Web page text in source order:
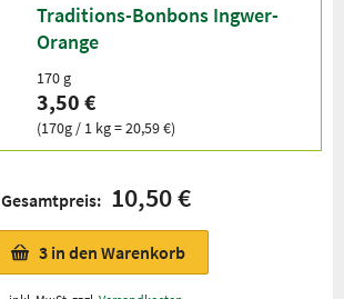
Traditions-Bonbons Ingwer-
Orange
170 g
3,50 €
(170g / 1 kg = 20,59 €)
Gesamtpreis: 10,50 €
3 in den Warenkorb